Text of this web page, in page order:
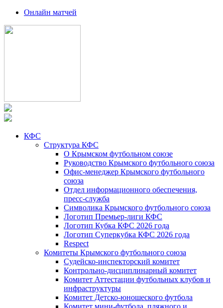
Онлайн матчей
КФС
Структура КФС
О Крымском футбольном союзе
Руководство Крымского футбольного союза
Офис-менеджер Крымского футбольного
союза
Отдел информационного обеспечения,
пресс-служба
Символика Крымского футбольного союза
Логотип Премьер-лиги КФС
Логотип Кубка КФС 2026 года
Логотип Суперкубка КФС 2026 года
Respect
Комитеты Крымского футбольного союза
Судейско-инспекторский комитет
Контрольно-дисциплинарный комитет
Комитет Аттестации футбольных клубов и
инфраструктуры
Комитет Детско-юношеского футбола
Комитет мини-футбола, пляжного и